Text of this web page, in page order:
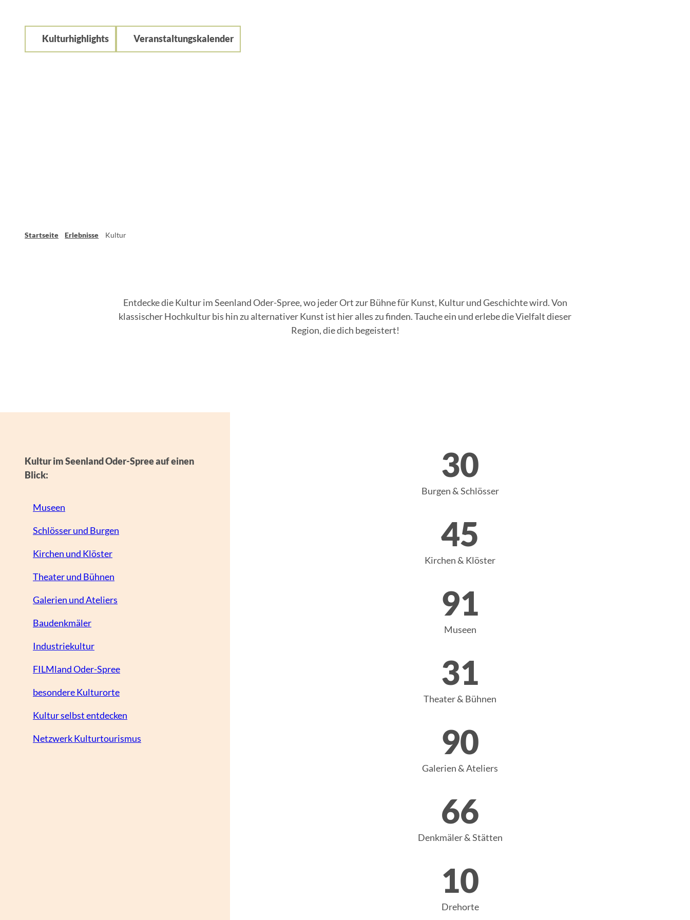
Kulturhighlights Veranstaltungskalender
Startseite Erlebnisse Kultur
Entdecke die Kultur im Seenland Oder-Spree, wo jeder Ort zur Bühne für Kunst, Kultur und Geschichte wird. Von
klassischer Hochkultur bis hin zu alternativer Kunst ist hier alles zu finden. Tauche ein und erlebe die Vielfalt dieser
Region, die dich begeistert!
Kultur im Seenland Oder-Spree auf einen
Blick:
Museen
Schlösser und Burgen
Kirchen und Klöster
Theater und Bühnen
Galerien und Ateliers
Baudenkmäler
Industriekultur
FILMland Oder-Spree
besondere Kulturorte
Kultur selbst entdecken
Netzwerk Kulturtourismus
30
Burgen & Schlösser
45
Kirchen & Klöster
91
Museen
31
Theater & Bühnen
90
Galerien & Ateliers
66
Denkmäler & Stätten
10
Drehorte